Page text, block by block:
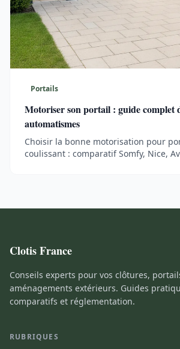
Portails
Motoriser son portail : guide complet
automatismes
Choisir la bonne motorisation pour
coulissant : comparatif Somfy, Nice,
Clotis France
Conseils experts pour vos clôtures,
aménagements extérieurs. Guides
comparatifs et réglementation.
RUBRIQUES